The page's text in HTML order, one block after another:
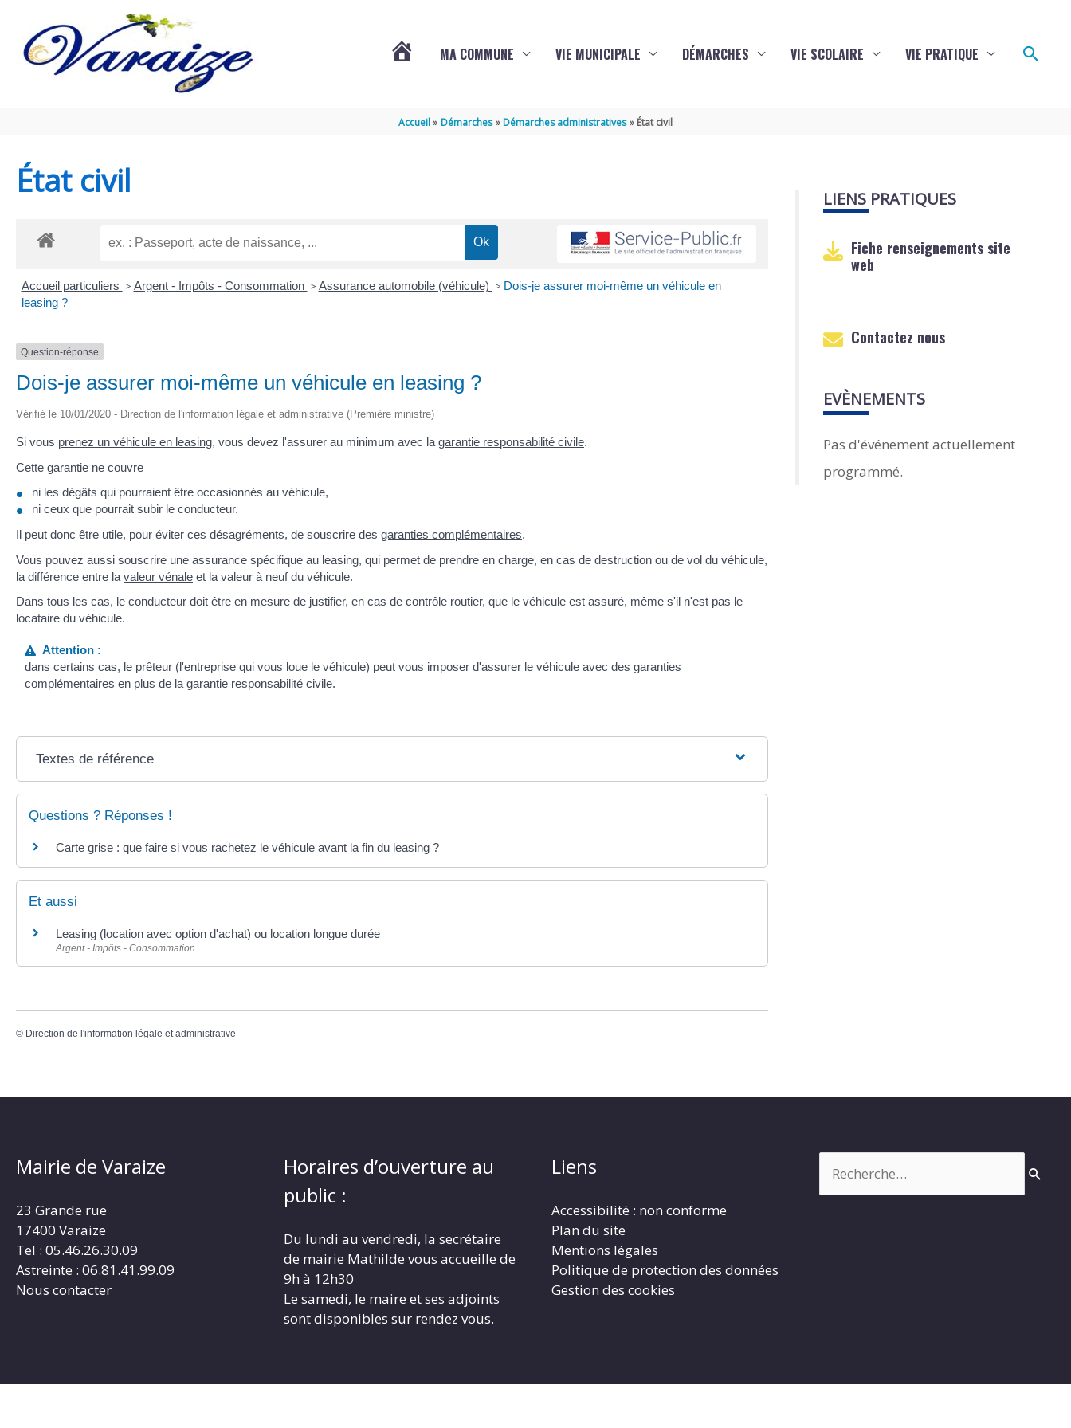
DE
MA COMMUNE VIE MUNICIPALE DÉMARCHES VIE SCOLAIRE VIE PRATIQUE
Accueil Démarches Démarches administratives État civil
État civil
Accueil particuliers > Argent - Impôts - Consommation > Assurance automobile (véhicule) > Dois-je assurer moi-même un véhicule en
leasing ?
Question-réponse
Dois-je assurer moi-même un véhicule en leasing ?
Vérifié le 10/01/2020 - Direction de l'information légale et administrative (Première ministre)
Si vous prenez un véhicule en leasing, vous devez l'assurer au minimum avec la garantie responsabilité civile.
Cette garantie ne couvre
ni les dégâts qui pourraient être occasionnés au véhicule,
ni ceux que pourrait subir le conducteur.
Il peut donc être utile, pour éviter ces désagréments, de souscrire des garanties complémentaires.
Vous pouvez aussi souscrire une assurance spécifique au leasing, qui permet de prendre en charge, en cas de destruction ou de vol du véhicule,
la différence entre la valeur vénale et la valeur à neuf du véhicule.
Dans tous les cas, le conducteur doit être en mesure de justifier, en cas de contrôle routier, que le véhicule est assuré, même s'il n'est pas le
locataire du véhicule.
Attention :
dans certains cas, le prêteur (l'entreprise qui vous loue le véhicule) peut vous imposer d'assurer le véhicule avec des garanties
complémentaires en plus de la garantie responsabilité civile.
Textes de référence
Questions ? Réponses !
Carte grise : que faire si vous rachetez le véhicule avant la fin du leasing ?
Et aussi
Leasing (location avec option d'achat) ou location longue durée
Argent - Impôts - Consommation
© Direction de l'information légale et administrative
LIENS PRATIQUES
Fiche renseignements site
web
Contactez nous
EVÈNEMENTS
Pas d'événement actuellement
programmé.
Mairie de Varaize
23 Grande rue
17400 Varaize
Tel : 05.46.26.30.09
Astreinte : 06.81.41.99.09
Nous contacter
Horaires d’ouverture au
public :
Du lundi au vendredi, la secrétaire
de mairie Mathilde vous accueille de
9h à 12h30
Le samedi, le maire et ses adjoints
sont disponibles sur rendez vous.
Liens
Accessibilité : non conforme
Plan du site
Mentions légales
Politique de protection des données
Gestion des cookies